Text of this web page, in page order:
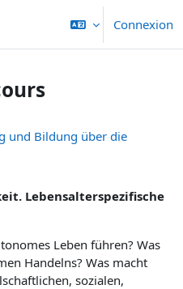
Connexion
und Bildung über die
Lebensalterspezifische
Leben führen? Was
Handelns? Was macht
sozialen,